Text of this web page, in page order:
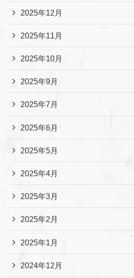
2025年12月
2025年11月
2025年10月
2025年9月
2025年7月
2025年6月
2025年5月
2025年4月
2025年3月
2025年2月
2025年1月
2024年12月